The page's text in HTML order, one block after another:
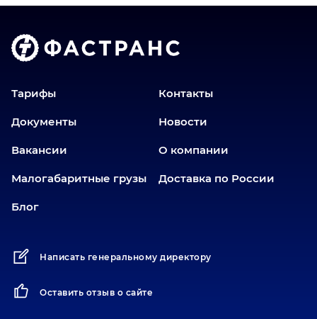
Волгоград
Донецк
Еманжелинск
Заводоуковск
Златоуст
Иваново
Казань
Калининград
Карабаш
Тарифы Контакты
Документы Новости
Вакансии О компании
Малогабаритные грузы Доставка по России
Блог
Написать генеральному директору
Оставить отзыв о сайте